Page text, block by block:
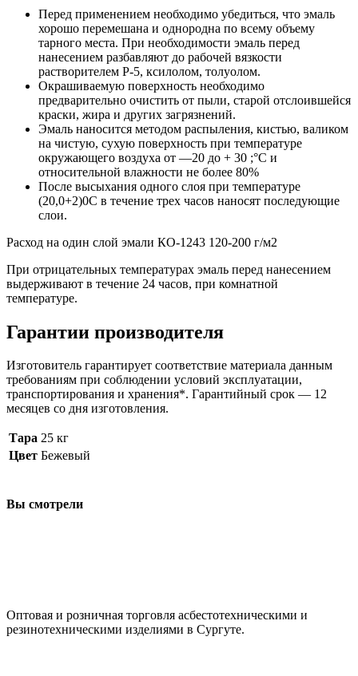
Перед применением необходимо убедиться, что эмаль
хорошо перемешана и однородна по всему объему
тарного места. При необходимости эмаль перед
нанесением разбавляют до рабочей вязкости
растворителем Р-5, ксилолом, толуолом.
Окрашиваемую поверхность необходимо
предварительно очистить от пыли, старой отслоившейся
краски, жира и других загрязнений.
Эмаль наносится методом распыления, кистью, валиком
на чистую, сухую поверхность при температуре
окружающего воздуха от —20 до + 30 ;°С и
относительной влажности не более 80%
После высыхания одного слоя при температуре
(20,0+2)0С в течение трех часов наносят последующие
слои.
Расход на один слой эмали КО-1243 120-200 г/м2
При отрицательных температурах эмаль перед нанесением
выдерживают в течение 24 часов, при комнатной
температуре.
Гарантии производителя
Изготовитель гарантирует соответствие материала данным
требованиям при соблюдении условий эксплуатации,
транспортирования и хранения*. Гарантийный срок — 12
месяцев со дня изготовления.
Тара 25 кг
Цвет Бежевый
Вы смотрели
Оптовая и розничная торговля асбестотехническими и
резинотехническими изделиями в Сургуте.